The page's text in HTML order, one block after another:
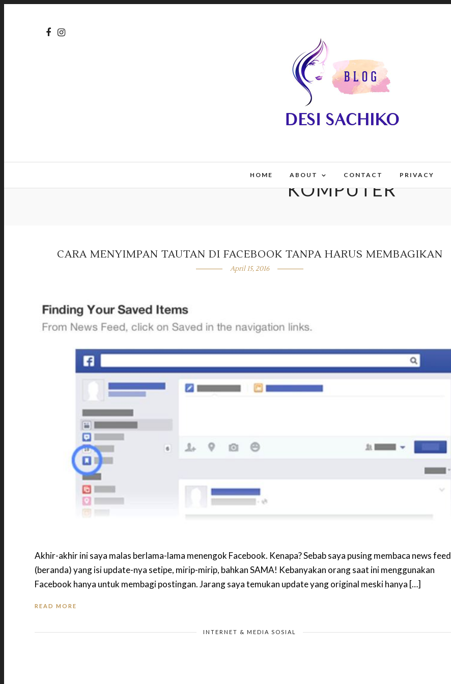
HOME ABOUT CONTACT PRIVACY
KOMPUTER
CARA MENYIMPAN TAUTAN DI FACEBOOK TANPA HARUS MEMBAGIKAN
April 15, 2016
Akhir-akhir ini saya malas berlama-lama menengok Facebook. Kenapa? Sebab saya pusing membaca news feed
(beranda) yang isi update-nya setipe, mirip-mirip, bahkan SAMA! Kebanyakan orang saat ini menggunakan
Facebook hanya untuk membagi postingan. Jarang saya temukan update yang original meski hanya […]
READ MORE
INTERNET & MEDIA SOSIAL